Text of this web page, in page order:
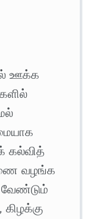
ஊக்க
கல்வித்
வழங்க
வேண்டும்